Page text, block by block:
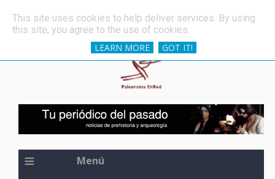
≡ Menú
This site uses cookies to help deliver services. By using
this site, you agree to the use of cookies.
LEARN MORE
GOT IT!